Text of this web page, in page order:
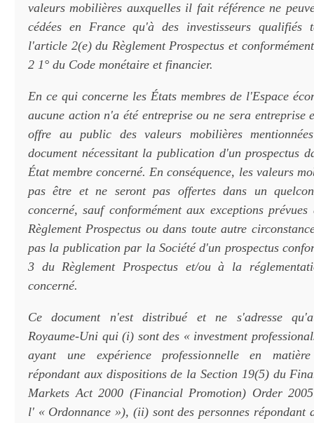
valeurs mobilières auxquelles il fait référence ne
cédées en France qu'à des investisseurs qualifiés
l'article 2(e) du Règlement Prospectus et
2 1° du Code monétaire et financier.
En ce qui concerne les États membres de l'Espace
aucune action n'a été entreprise ou ne sera entreprise
offre au public des valeurs mobilières
document nécessitant la publication d'un prospectus
État membre concerné. En conséquence, les valeurs
pas être et ne seront pas offertes dans un
concerné, sauf conformément aux exceptions
Règlement Prospectus ou dans toute autre
pas la publication par la Société d'un prospectus
3 du Règlement Prospectus et/ou à la
concerné.
Ce document n'est distribué et ne s'adresse
Royaume-Uni qui (i) sont des « investment
ayant une expérience professionnelle en matière
répondant aux dispositions de la Section 19(5) du
Markets Act 2000 (Financial Promotion) Order
l' « Ordonnance »), (ii) sont des personnes répondant